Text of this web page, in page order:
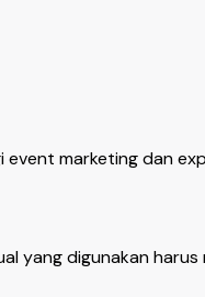
marketing dan
yang digunakan